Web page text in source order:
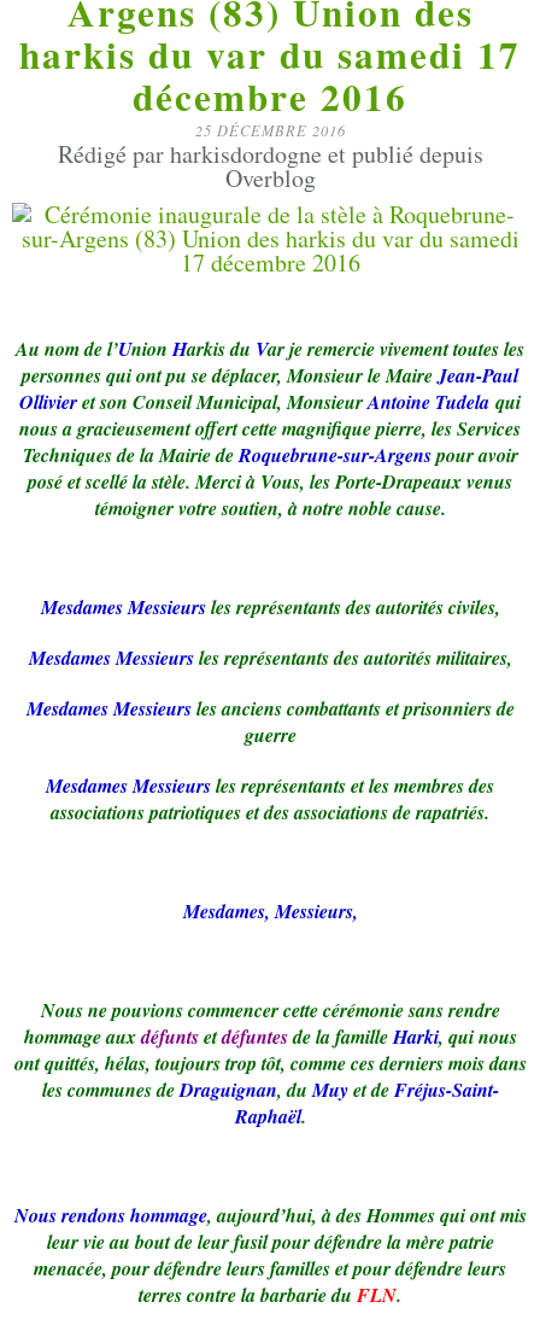
Argens (83) Union des
harkis du var du samedi 17
décembre 2016
25 DÉCEMBRE 2016
Rédigé par harkisdordogne et publié depuis
Overblog
Au nom de l’UnionHarkis du Var je remercie vivement toutes les
personnes qui ont pu se déplacer, Monsieur le MaireJean-Paul
Ollivieret son Conseil Municipal, MonsieurAntoine Tudela qui
nous a gracieusement offert cette magnifique pierre, les Services
Techniques de la Mairie deRoquebrune-sur-Argenspour avoir
posé et scellé la stèle. Merci à Vous, les Porte-Drapeaux venus
témoigner votre soutien, à notre noble cause.
Mesdames Messieursles représentants des autorités civiles,
Mesdames Messieursles représentants des autorités militaires,
Mesdames Messieursles anciens combattants et prisonniers de
guerre
Mesdames Messieursles représentants et les membres des
associations patriotiques et des associations de rapatriés.
Mesdames, Messieurs,
Nous ne pouvions commencer cette cérémonie sans rendre
hommage auxdéfuntsetdéfuntesde la familleHarki, qui nous
ont quittés, hélas, toujours trop tôt, comme ces derniers mois dans
les communes deDraguignan, duMuyet deFréjus-Saint-
Raphaël.
Nous rendons hommage, aujourd’hui, à des Hommes qui ont mis
leur vie au bout de leur fusil pour défendre la mère patrie
menacée, pour défendre leurs familles et pour défendre leurs
terres contre la barbarie du FLN.